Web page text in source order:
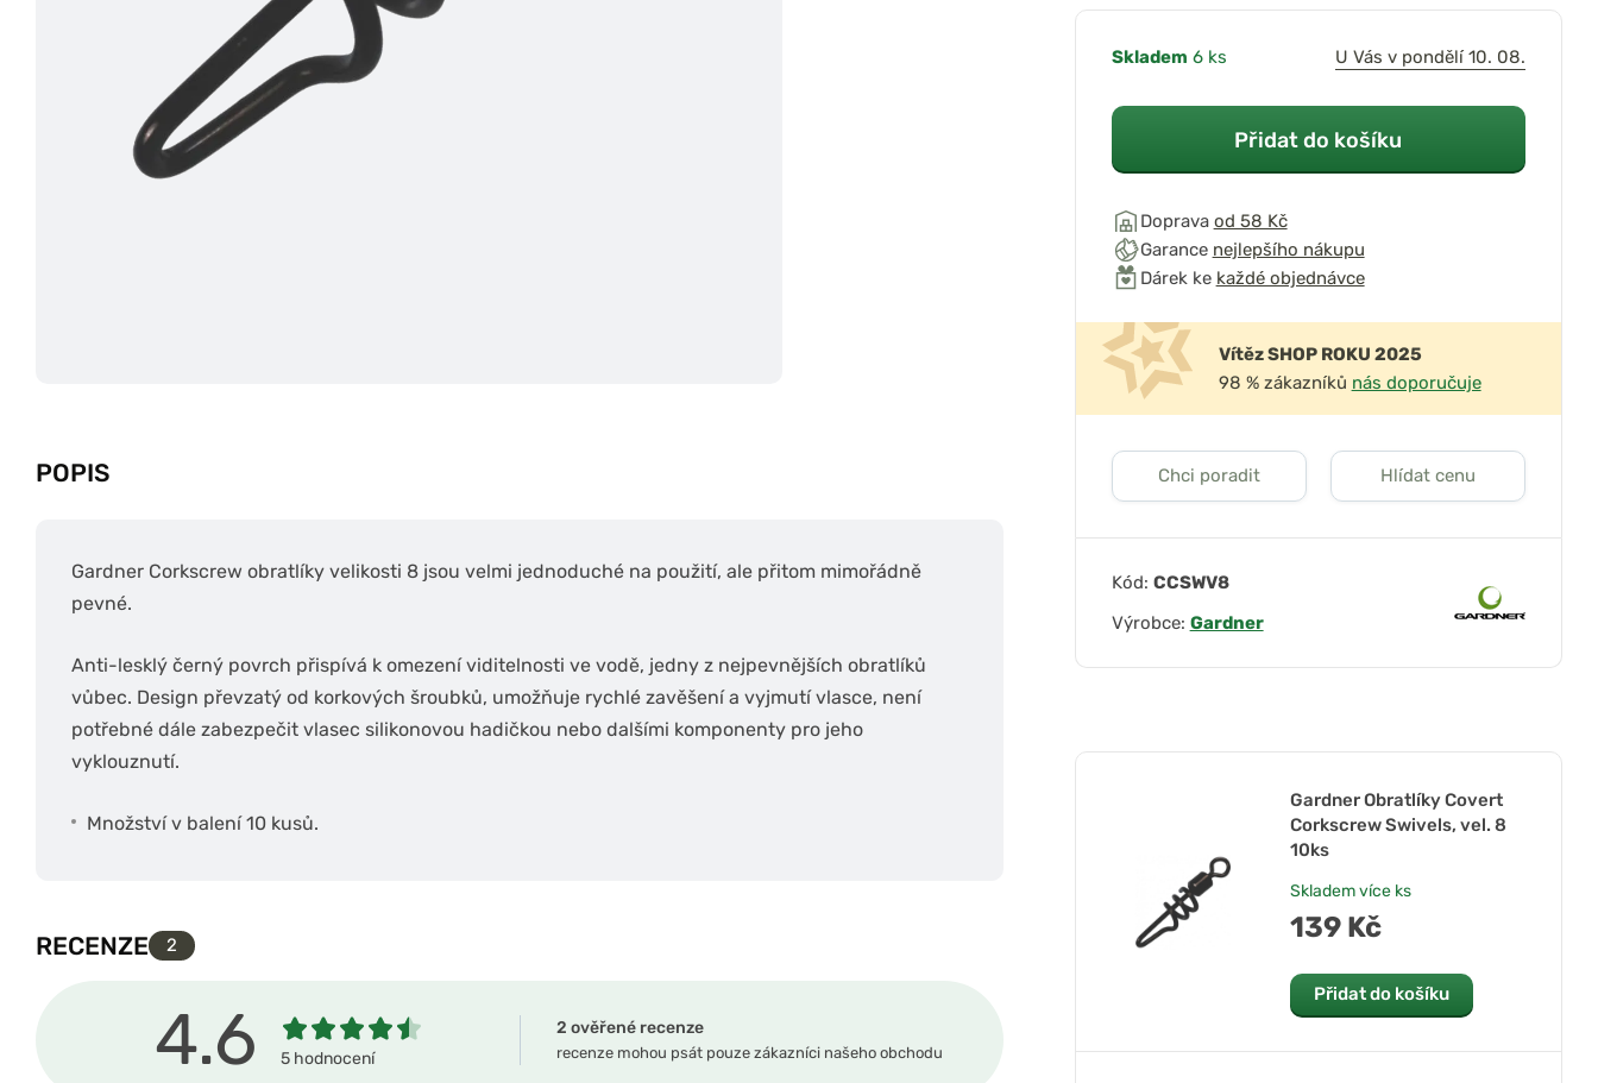
POPIS
Gardner Corkscrew obratlíky velikosti 8 jsou velmi jednoduché na použití, ale přitom mimořádně
pevné.
Anti-lesklý černý povrch přispívá k omezení viditelnosti ve vodě, jedny z nejpevnějších obratlíků
vůbec. Design převzatý od korkových šroubků, umožňuje rychlé zavěšení a vyjmutí vlasce, není
potřebné dále zabezpečit vlasec silikonovou hadičkou nebo dalšími komponenty pro jeho
vyklouznutí.
Množství v balení 10 kusů.
RECENZE 2
4.6 5 hodnocení
2 ověřené recenze
recenze mohou psát pouze zákazníci našeho obchodu
Skladem 6 ks U Vás v pondělí 10. 08.
Přidat do košíku
Doprava od 58 Kč
Garance nejlepšího nákupu
Dárek ke každé objednávce
Vítěz SHOP ROKU 2025
98 % zákazníků nás doporučuje
Chci poradit Hlídat cenu
Kód: CCSWV8
Výrobce: Gardner
Gardner Obratlíky Covert
Corkscrew Swivels, vel. 8
10ks
Sklademvíce ks
139 Kč
Přidat do košíku